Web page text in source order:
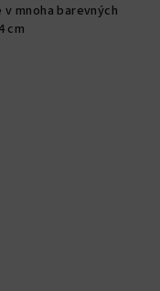
mnoha barevných
cm